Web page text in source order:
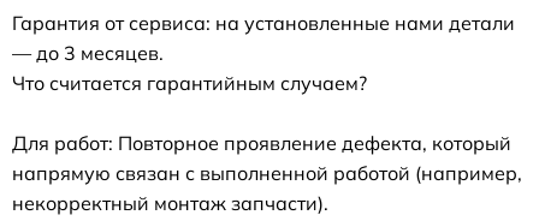
Гарантия от сервиса: на установленные нами детали
— до 3 месяцев.
Что считается гарантийным случаем?
Для работ: Повторное проявление дефекта, который
напрямую связан с выполненной работой (например,
некорректный монтаж запчасти).